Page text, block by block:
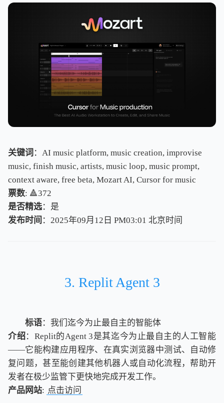
关键词 ：AI music platform, music creation, improvise
music, finish music, artists, music loop, music prompt,
context aware, free beta, Mozart AI, Cursor for music
票数: 🔺372
是否精选：是
发布时间 ：2025年09月12日 PM03:01 北京时间
北京时间
3. Replit Agent 3
标语：我们迄今为止最自主的智能体
介绍：Replit的Agent 3是其迄今为止最自主的人工智能
——它能构建应用程序、在真实浏览器中测试、自动修
复问题，甚至能创建其他机器人或自动化流程，帮助开
发者在极少监管下更快地完成开发工作。
产品网站: 点击访问